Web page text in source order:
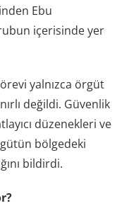
Ebu
içerisinde yer
yalnızca örgüt
değildi. Güvenlik
düzenekleri ve
bölgedeki
bildirdi.